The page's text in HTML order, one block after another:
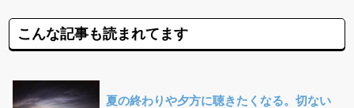
こんな記事も読まれてます
夏の終わりや夕方に聴きたくなる。切ない